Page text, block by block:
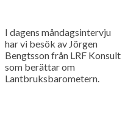
I dagens måndagsintervju
har vi besök av Jörgen
Bengtsson från LRF Konsult
som berättar om
Lantbruksbarometern.